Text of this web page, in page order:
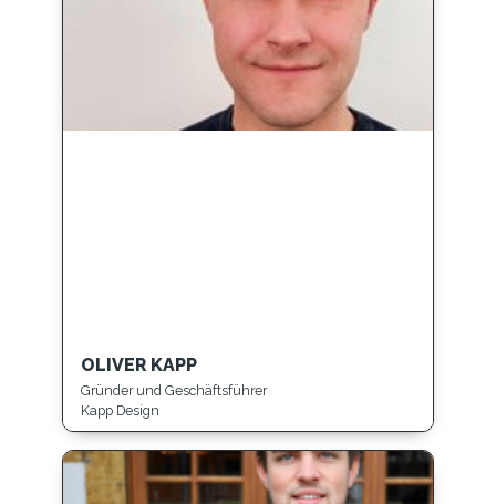
OLIVER KAPP
Gründer und Geschäftsführer
Kapp Design